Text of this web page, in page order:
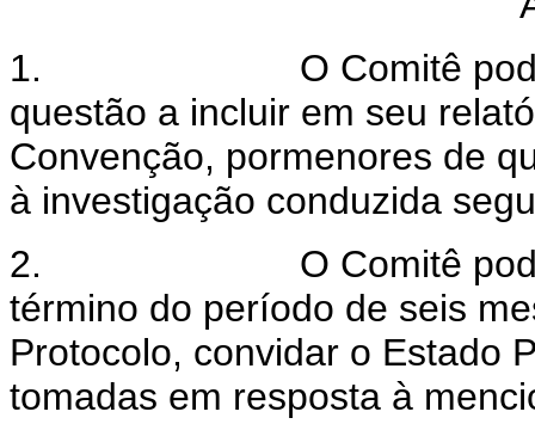
1.
O Comitê
questão a incluir em seu
Convenção, pormenores de
à investigação conduzida
2.
O Comitê
término do período de seis
Protocolo, convidar o Estado
tomadas em resposta à